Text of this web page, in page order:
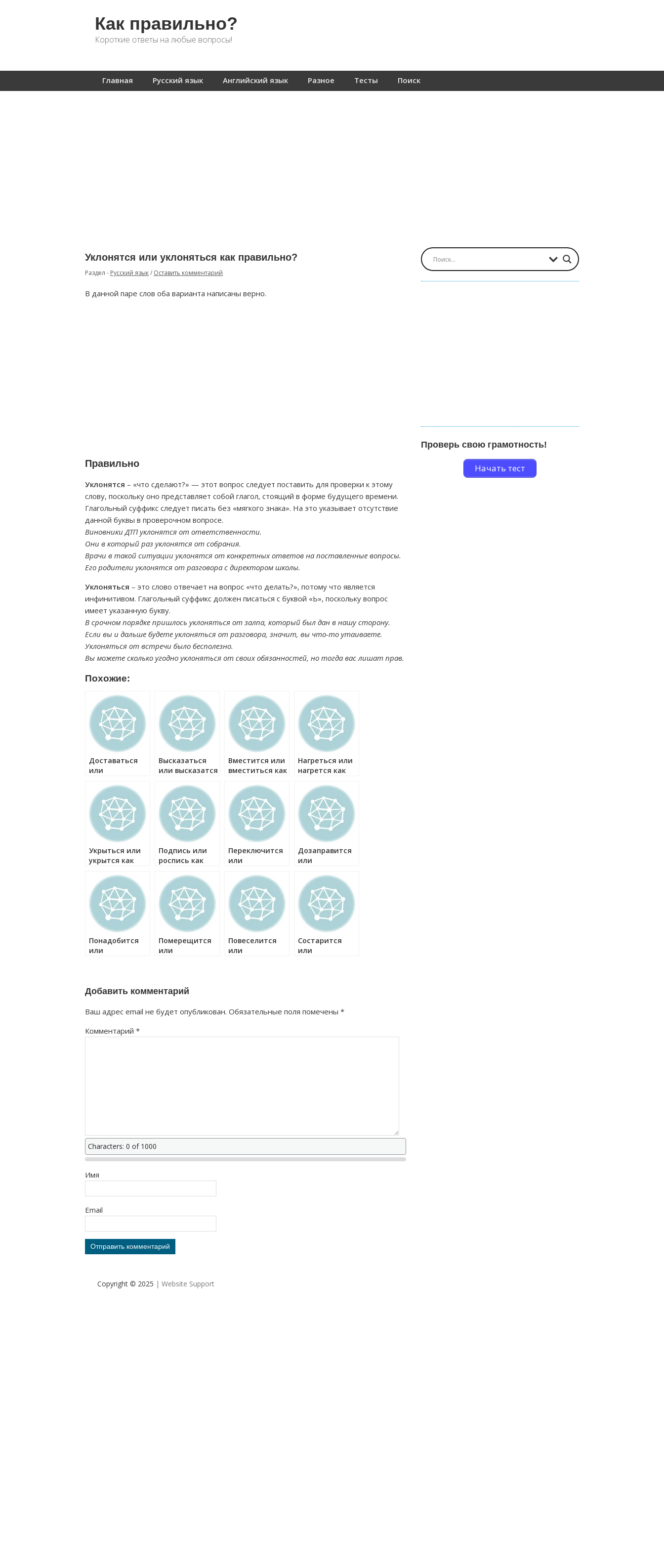
Как правильно?
Короткие ответы на любые вопросы!
Главная Русский язык Английский язык Разное Тесты Поиск
Уклонятся или уклоняться как правильно?
Раздел - Русский язык/ Оставить комментарий
В данной паре слов оба варианта написаны верно.
Правильно
Уклонятся – «что сделают?» — этот вопрос следует поставить для проверки к этому
слову, поскольку оно представляет собой глагол, стоящий в форме будущего времени.
Глагольный суффикс следует писать без «мягкого знака». На это указывает отсутствие
данной буквы в проверочном вопросе.
Виновники ДТП уклонятся от ответственности.
Они в который раз уклонятся от собрания.
Врачи в такой ситуации уклонятся от конкретных ответов на поставленные вопросы.
Его родители уклонятся от разговора с директором школы.
Уклоняться – это слово отвечает на вопрос «что делать?», потому что является
инфинитивом. Глагольный суффикс должен писаться с буквой «Ь», поскольку вопрос
имеет указанную букву.
В срочном порядке пришлось уклоняться от залпа, который был дан в нашу сторону.
Если вы и дальше будете уклоняться от разговора, значит, вы что-то утаиваете.
Уклоняться от встречи было бесполезно.
Вы можете сколько угодно уклоняться от своих обязанностей, но тогда вас лишат прав.
Похожие:
Доставаться
или
правильно?
Высказаться
или высказатся
Вместится или
вместиться как
Нагреться или
нагрется как
Укрыться или
укрытся как
Подпись или
роспись как
Переключится
или
как правильно?
Дозаправится
или
как правильно?
Понадобится
или
Померещится
или
Повеселится
или
Состарится
или
Добавить комментарий
Ваш адрес email не будет опубликован. Обязательные поля помечены *
Комментарий *
Characters: 0 of 1000
Имя
Email
Проверь свою грамотность!
Начать тест
Copyright © 2025 | Website Support